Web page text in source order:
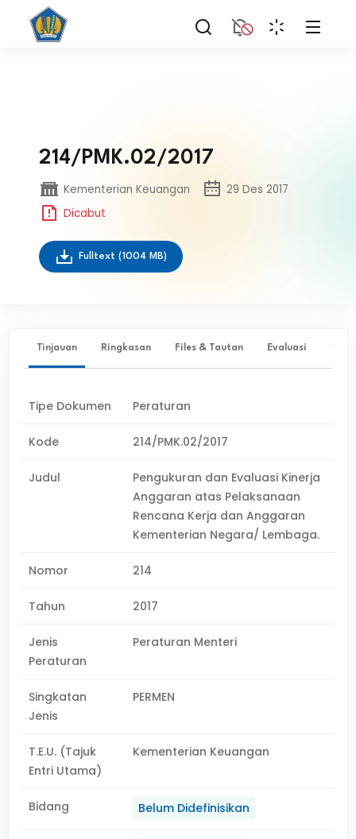
214/PMK.02/2017
Kementerian Keuangan
29 Des 2017
Dicabut
Fulltext (1004 MB)
Tinjauan Ringkasan Files & Tautan Evaluasi ✨
Tipe Dokumen Peraturan
Kode 214/PMK.02/2017
Judul
Pengukuran dan Evaluasi Kinerja
Anggaran atas Pelaksanaan
Rencana Kerja dan Anggaran
Kementerian Negara/ Lembaga.
Nomor 214
Tahun 2017
Jenis
Peraturan
Peraturan Menteri
Singkatan
Jenis
PERMEN
T.E.U. (Tajuk
Entri Utama)
Kementerian Keuangan
Bidang Belum Didefinisikan